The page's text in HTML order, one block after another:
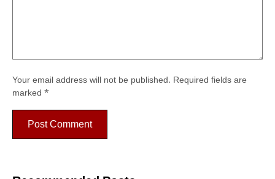
Your email address will not be published. Required fields are
marked *